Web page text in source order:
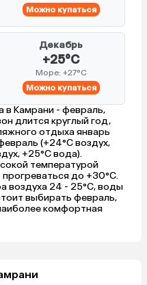
Можно купаться
Декабрь
+25°C
Море: +27°C
Можно купаться
в Камрани - февраль,
длится круглый год,
отдыха январь
(+24°C воздух,
+25°C вода).
температурой
до +30°C.
воздуха 24 - 25°C, воды
выбирать февраль,
комфортная